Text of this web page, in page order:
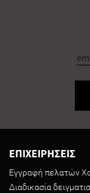
ΕΠΙΧΕΙΡΗΣΕΙΣ
Εγγραφή πελατών
Διαδικασία